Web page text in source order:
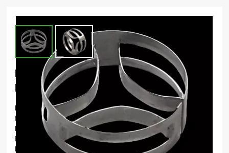
本語Metallturmverpackung, Flacher
Metallring
Flacher Ringwird auch genanntSMR (Super-Mini-Ring)
Es ist ein fortgeschrittenes
zufällige Verpackung In Die
Kolonnenturmpackung. Es hat eine ähnliche Struktur mit
Kaskaden-Miniringkeine Bördelstruktur oben und unten. Es
kann die Packungsstärke verbessern
Passen Sie den Bogen